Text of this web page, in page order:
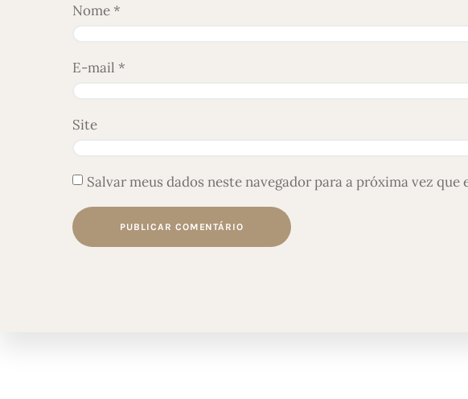
Nome*
E-mail *
Site
Salvar meus dados neste navegador para a próxima vez que